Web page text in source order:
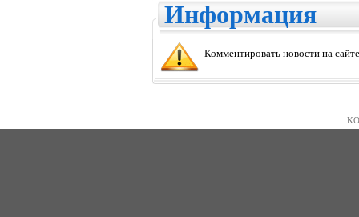
Информация
Комментировать новости на